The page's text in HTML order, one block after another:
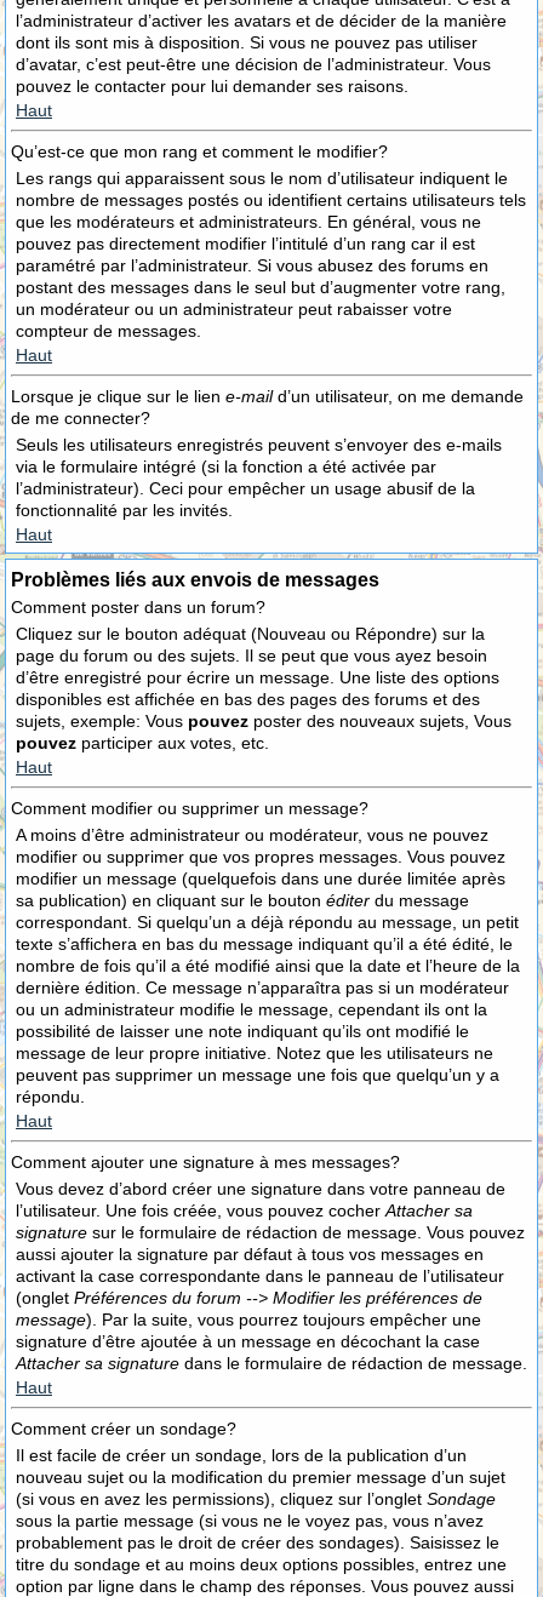
l’administrateur d’activer les avatars et de décider de la manière
dont ils sont mis à disposition. Si vous ne pouvez pas utiliser
d’avatar, c’est peut-être une décision de l’administrateur. Vous
pouvez le contacter pour lui demander ses raisons.
Haut
Qu’est-ce que mon rang et comment le modifier?
Les rangs qui apparaissent sous le nom d’utilisateur indiquent le
nombre de messages postés ou identifient certains utilisateurs tels
que les modérateurs et administrateurs. En général, vous ne
pouvez pas directement modifier l’intitulé d’un rang car il est
paramétré par l’administrateur. Si vous abusez des forums en
postant des messages dans le seul but d’augmenter votre rang,
un modérateur ou un administrateur peut rabaisser votre
compteur de messages.
Haut
Lorsque je clique sur le lien e-maild’un utilisateur, on me demande
de me connecter?
Seuls les utilisateurs enregistrés peuvent s’envoyer des e-mails
via le formulaire intégré (si la fonction a été activée par
l’administrateur). Ceci pour empêcher un usage abusif de la
fonctionnalité par les invités.
Haut
Problèmes liés aux envois de messages
Comment poster dans un forum?
Cliquez sur le bouton adéquat (Nouveau ou Répondre) sur la
page du forum ou des sujets. Il se peut que vous ayez besoin
d’être enregistré pour écrire un message. Une liste des options
disponibles est affichée en bas des pages des forums et des
sujets, exemple: Vous pouvez poster des nouveaux sujets, Vous
pouvez participer aux votes, etc.
Haut
Comment modifier ou supprimer un message?
A moins d’être administrateur ou modérateur, vous ne pouvez
modifier ou supprimer que vos propres messages. Vous pouvez
modifier un message (quelquefois dans une durée limitée après
sa publication) en cliquant sur le bouton éditer du message
correspondant. Si quelqu’un a déjà répondu au message, un petit
texte s’affichera en bas du message indiquant qu’il a été édité, le
nombre de fois qu’il a été modifié ainsi que la date et l’heure de la
dernière édition. Ce message n’apparaîtra pas si un modérateur
ou un administrateur modifie le message, cependant ils ont la
possibilité de laisser une note indiquant qu’ils ont modifié le
message de leur propre initiative. Notez que les utilisateurs ne
peuvent pas supprimer un message une fois que quelqu’un y a
répondu.
Haut
Comment ajouter une signature à mes messages?
Vous devez d’abord créer une signature dans votre panneau de
l’utilisateur. Une fois créée, vous pouvez cocher Attacher sa
signature sur le formulaire de rédaction de message. Vous pouvez
aussi ajouter la signature par défaut à tous vos messages en
activant la case correspondante dans le panneau de l’utilisateur
(onglet Préférences du forum --> Modifier les préférences de
message). Par la suite, vous pourrez toujours empêcher une
signature d’être ajoutée à un message en décochant la case
Attacher sa signature dans le formulaire de rédaction de message.
Haut
Comment créer un sondage?
Il est facile de créer un sondage, lors de la publication d’un
nouveau sujet ou la modification du premier message d’un sujet
(si vous en avez les permissions), cliquez sur l’onglet Sondage
sous la partie message (si vous ne le voyez pas, vous n’avez
probablement pas le droit de créer des sondages). Saisissez le
titre du sondage et au moins deux options possibles, entrez une
option par ligne dans le champ des réponses. Vous pouvez aussi